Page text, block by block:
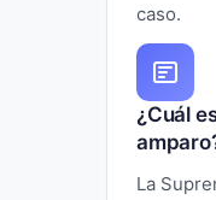
caso.
¿Cuál
La